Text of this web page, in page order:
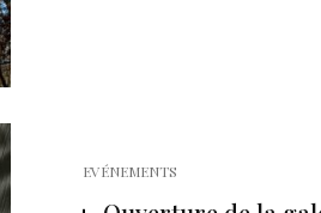
EVÉNEMENTS